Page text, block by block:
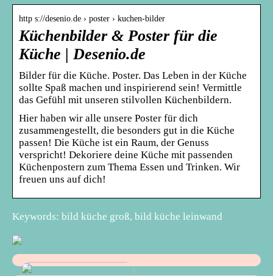
http s://desenio.de › poster › kuchen-bilder
Küchenbilder & Poster für die
Küche | Desenio.de
Bilder für die Küche. Poster. Das Leben in der Küche
sollte Spaß machen und inspirierend sein! Vermittle
das Gefühl mit unseren stilvollen Küchenbildern.
Hier haben wir alle unsere Poster für dich
zusammengestellt, die besonders gut in die Küche
passen! Die Küche ist ein Raum, der Genuss
verspricht! Dekoriere deine Küche mit passenden
Küchenpostern zum Thema Essen und Trinken. Wir
freuen uns auf dich!
Keywords: bild küche groß, bild küche leinwand